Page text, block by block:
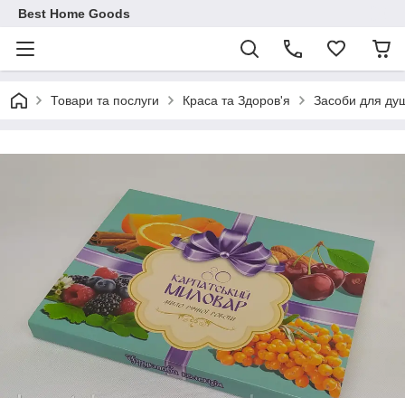
Best Home Goods
Товари та послуги Краса та Здоров'я Засоби для